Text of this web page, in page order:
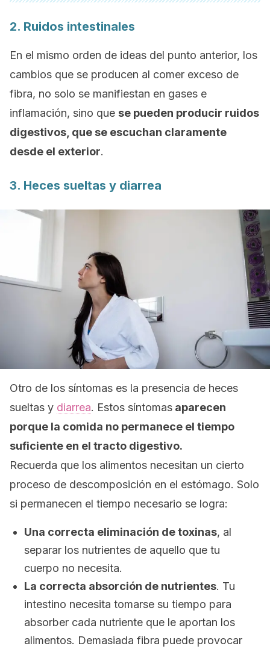
2. Ruidos intestinales
En el mismo orden de ideas del punto anterior, los
cambios que se producen al comer exceso de
fibra, no solo se manifiestan en gases e
inflamación, sino que se pueden producir ruidos
digestivos, que se escuchan claramente
desde el exterior.
3. Heces sueltas y diarrea
Otro de los síntomas es la presencia de heces
sueltas y diarrea. Estos síntomas aparecen
porque la comida no permanece el tiempo
suficiente en el tracto digestivo.
Recuerda que los alimentos necesitan un cierto
proceso de descomposición en el estómago. Solo
si permanecen el tiempo necesario se logra:
Una correcta eliminación de toxinas, al
separar los nutrientes de aquello que tu
cuerpo no necesita.
La correcta absorción de nutrientes. Tu
intestino necesita tomarse su tiempo para
absorber cada nutriente que le aportan los
alimentos. Demasiada fibra puede provocar